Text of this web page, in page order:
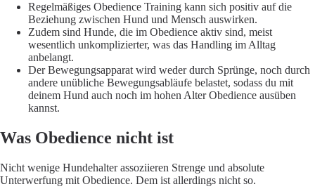
Regelmäßiges Obedience Training kann sich positiv auf die
Beziehung zwischen Hund und Mensch auswirken.
Zudem sind Hunde, die im Obedience aktiv sind, meist
wesentlich unkomplizierter, was das Handling im Alltag
anbelangt.
Der Bewegungsapparat wird weder durch Sprünge, noch durch
andere unübliche Bewegungsabläufe belastet, sodass du mit
deinem Hund auch noch im hohen Alter Obedience ausüben
kannst.
Was Obedience nicht ist
Nicht wenige Hundehalter assoziieren Strenge und absolute
Unterwerfung mit Obedience. Dem ist allerdings nicht so.